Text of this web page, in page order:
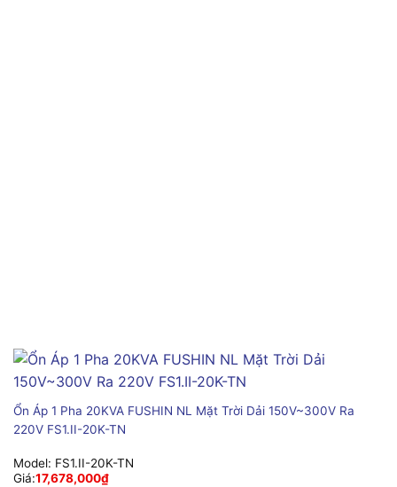
Ổn Áp 1 Pha 20KVA FUSHIN NL Mặt Trời Dải 150V~300V Ra
220V FS1.II-20K-TN
Model: FS1.II-20K-TN
Giá:17,678,000₫